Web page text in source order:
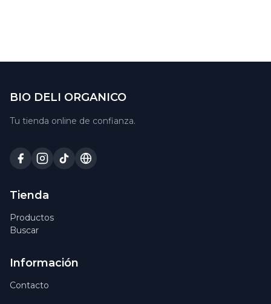
BIO DELI ORGANICO
Tu tienda online de confianza.
Tienda
Productos
Buscar
Información
Contacto